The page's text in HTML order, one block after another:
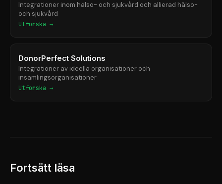
Integrationer inom hälso- och sjukvård och allierad hälso-
och sjukvård
Utforska →
DonorPerfect Solutions
Integrationer av ideella organisationer och
insamlingsorganisationer
Utforska →
Fortsätt läsa